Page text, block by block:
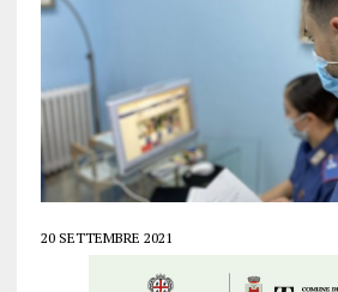
20 SETTEMBRE 2021